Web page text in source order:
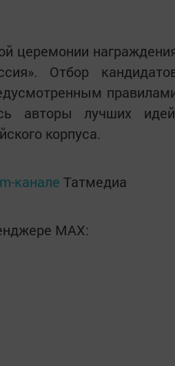
церемонии
Отбор
авторы лучших
корпуса.
канале Татмедиа
MАХ: